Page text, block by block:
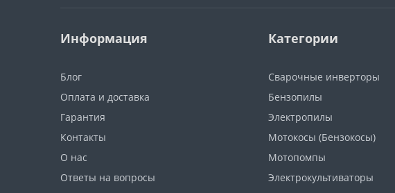
Информация
Блог
Оплата и доставка
Гарантия
Контакты
О нас
Ответы на вопросы
Категории
Сварочные инверторы
Бензопилы
Электропилы
Мотокосы (Бензокосы)
Мотопомпы
Электрокультиваторы